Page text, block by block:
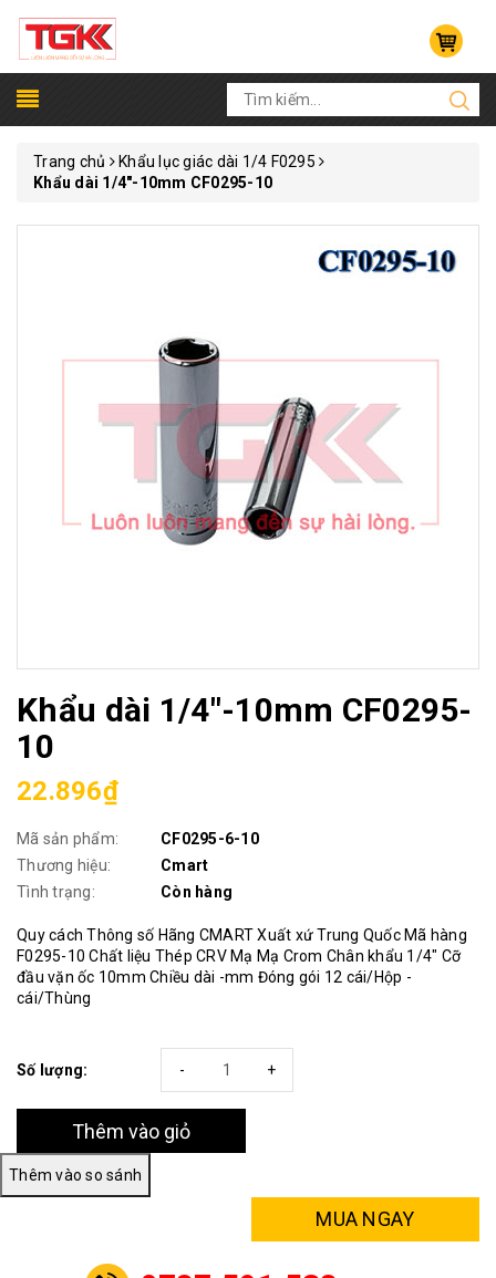
Trang chủ
Khẩu lục giác dài 1/4 F0295
Khẩu dài 1/4"-10mm CF0295-10
Khẩu dài 1/4"-10mm CF0295-
10
22.896₫
Mã sản phẩm:
CF0295-6-10
Thương hiệu:
Cmart
Tình trạng:
Còn hàng
Quy cách Thông số Hãng CMART Xuất xứ Trung Quốc Mã hàng
F0295-10 Chất liệu Thép CRV Mạ Mạ Crom Chân khẩu 1/4" Cỡ
đầu vặn ốc 10mm Chiều dài -mm Đóng gói 12 cái/Hộp -
cái/Thùng
Số lượng: +
-
Thêm vào giỏ
MUA NGAY